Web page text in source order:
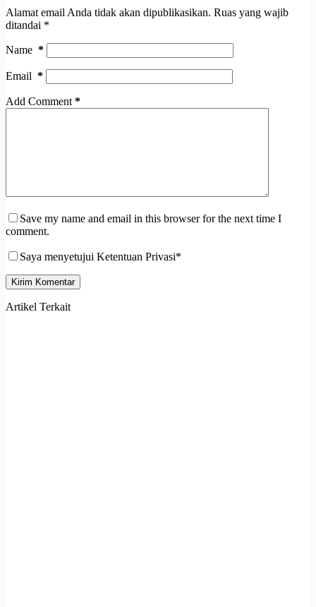
Alamat email Anda tidak akan dipublikasikan. Ruas yang wajib
ditandai *
Name *
Email *
Add Comment *
Save my name and email in this browser for the next time I
comment.
Saya menyetujui Ketentuan Privasi*
Kirim Komentar
Artikel Terkait